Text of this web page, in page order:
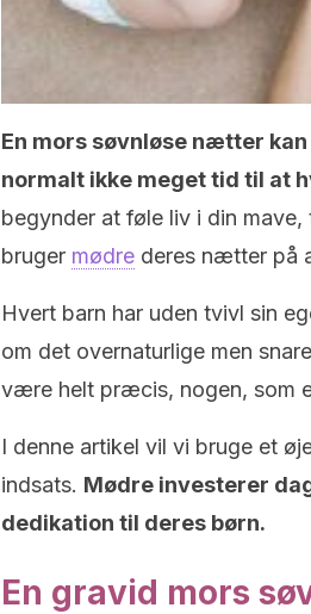
En mors søvnløse nætter
normalt ikke meget tid til at
begynder at føle liv i din
bruger mødre deres nætter på
Hvert barn har uden tvivl sin
om det overnaturlige men
være helt præcis, nogen, som
I denne artikel vil vi bruge et
indsats. Mødre investerer
dedikation til deres børn.
En gravid mors